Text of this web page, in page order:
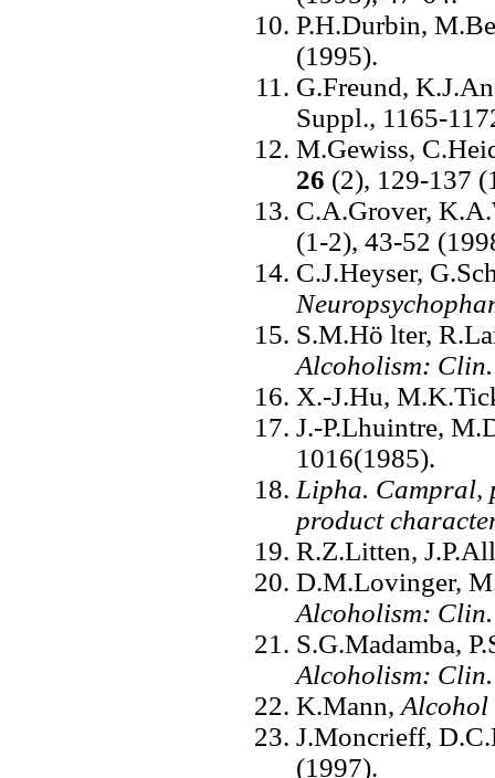
P.H.Durbin,
(1995).
G.Freund,
Suppl., 1165-
M.Gewiss,
26 (2), 129-137
C.A.Grover,
(1-2), 43-52
C.J.Heyser,
S.M.Hö lter,
Alcoholism: Clin.
X.-J.Hu,
J.-P.Lhuintre,
1016(1985).
Lipha. Campral,
product
R.Z.Litten,
D.M.Lovinger,
Alcoholism: Clin.
S.G.Madamba,
Alcoholism: Clin.
K.Mann, Alcohol
J.Moncrieff,
(1997).